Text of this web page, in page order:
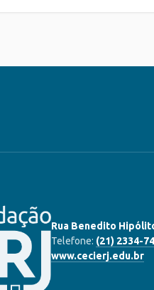
Rua Benedito
Telefone: (21) 2334-
www.cecierj.edu.br